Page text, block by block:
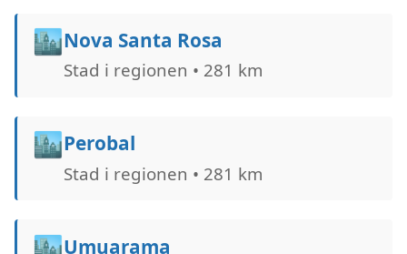
🏙️Nova Santa Rosa
Stad i regionen • 281 km
🏙️Perobal
Stad i regionen • 281 km
🏙️Umuarama